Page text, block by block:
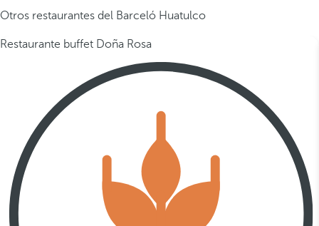
Otros restaurantes del Barceló Huatulco
Restaurante buffet Doña Rosa